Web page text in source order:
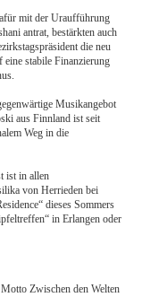
mit der Uraufführung
antrat, bestärkten auch
die neu
stabile Finanzierung
Musikangebot
aus Finnland ist seit
Weg in die
ist in allen
von Herrieden bei
dieses Sommers
in Erlangen oder
Zwischen den Welten